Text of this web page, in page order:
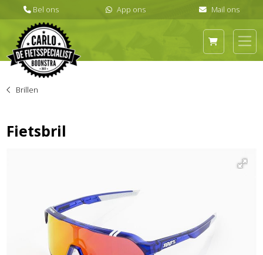
Brillen
Fietsbril